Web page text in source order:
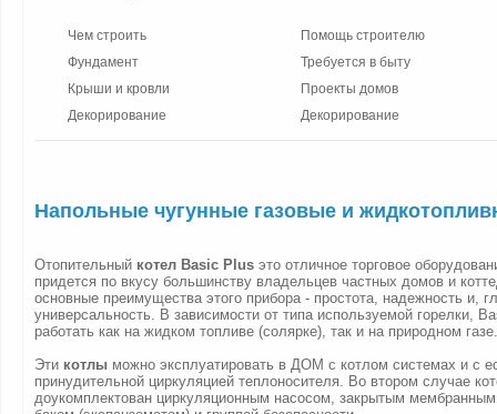
Чем строить
Фундамент
Крыши и кровли
Декорирование
Помощь строителю
Требуется в быту
Проекты домов
Декорирование
Напольные чугунные газовые и
Отопительный котел Basic Plus это отличное торговое
придется по вкусу большинству владельцев частных домов и
основные преимущества этого прибора - простота, надежность и,
универсальность. В зависимости от типа используемой горелки,
работать как на жидком топливе (солярке), так и на природном газе.
Эти котлы можно эксплуатировать в ДОМ с котлом системах и с
принудительной циркуляцией теплоносителя. Во втором случае
доукомплектован циркуляционным насосом, закрытым